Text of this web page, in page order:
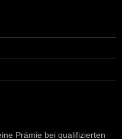
Prämie bei qualifizierten